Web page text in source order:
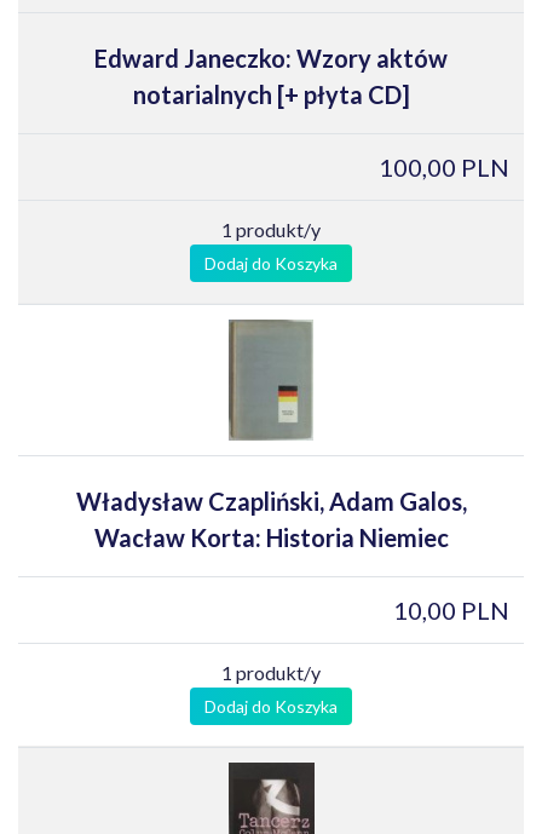
Edward Janeczko: Wzory aktów
notarialnych [+ płyta CD]
100,00 PLN
1 produkt/y
Dodaj do Koszyka
Władysław Czapliński, Adam Galos,
Wacław Korta: Historia Niemiec
10,00 PLN
1 produkt/y
Dodaj do Koszyka